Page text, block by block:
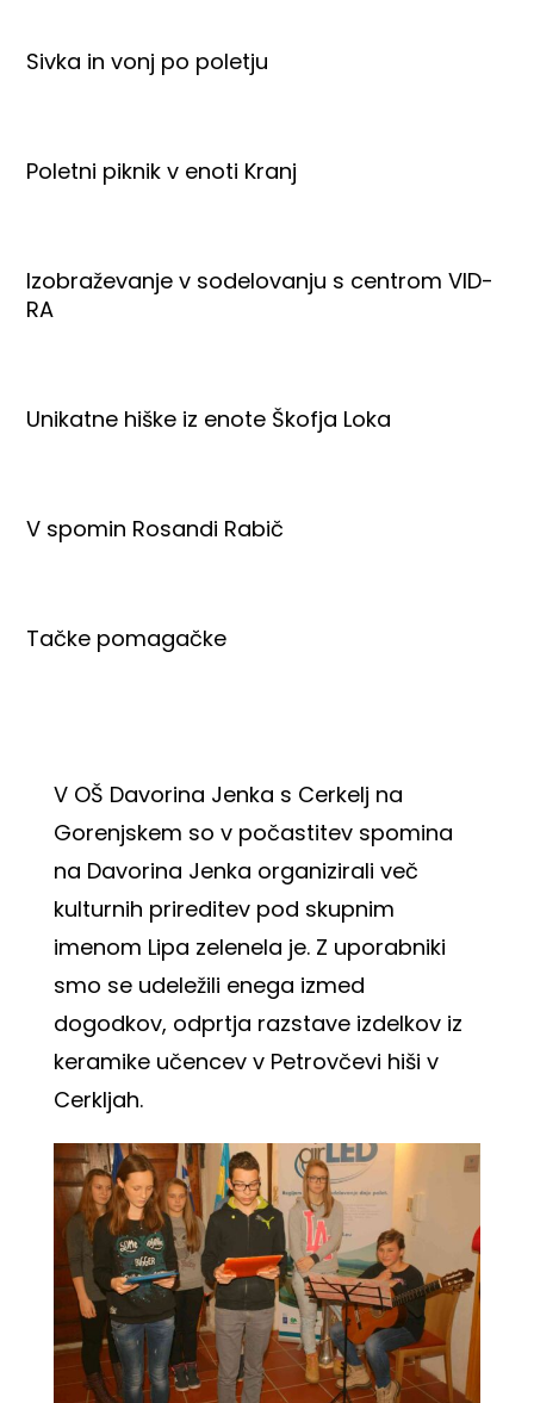
Sivka in vonj po poletju
Poletni piknik v enoti Kranj
Izobraževanje v sodelovanju s centrom VID-
RA
Unikatne hiške iz enote Škofja Loka
V spomin Rosandi Rabič
Tačke pomagačke
V OŠ Davorina Jenka s Cerkelj na
Gorenjskem so v počastitev spomina
na Davorina Jenka organizirali več
kulturnih prireditev pod skupnim
imenom Lipa zelenela je. Z uporabniki
smo se udeležili enega izmed
dogodkov, odprtja razstave izdelkov iz
keramike učencev v Petrovčevi hiši v
Cerkljah.